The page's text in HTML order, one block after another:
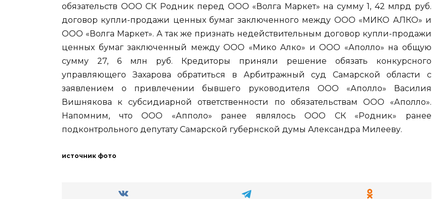
обязательств ООО СК Родник перед ООО «Волга Маркет» на сумму 1, 42 млрд руб.
договор купли-продажи ценных бумаг заключенного между ООО «МИКО АЛКО» и
ООО «Волга Маркет». А так же признать недействительным договор купли-продажи
ценных бумаг заключенный между ООО «Мико Алко» и ООО «Аполло» на общую
сумму 27, 6 млн руб. Кредиторы приняли решение обязать конкурсного
управляющего Захарова обратиться в Арбитражный суд Самарской области с
заявлением о привлечении бывшего руководителя ООО «Аполло» Василия
Вишнякова к субсидиарной ответственности по обязательствам ООО «Аполло».
Напомним, что ООО «Апполо» ранее являлось ООО СК «Родник» ранее
подконтрольного депутату Самарской губернской думы Александра Милееву.
источник фото